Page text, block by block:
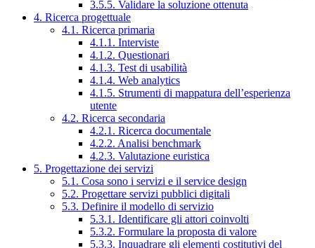
3.5.5. Validare la soluzione ottenuta
4. Ricerca progettuale
4.1. Ricerca primaria
4.1.1. Interviste
4.1.2. Questionari
4.1.3. Test di usabilità
4.1.4. Web analytics
4.1.5. Strumenti di mappatura dell’esperienza
utente
4.2. Ricerca secondaria
4.2.1. Ricerca documentale
4.2.2. Analisi benchmark
4.2.3. Valutazione euristica
5. Progettazione dei servizi
5.1. Cosa sono i servizi e il service design
5.2. Progettare servizi pubblici digitali
5.3. Definire il modello di servizio
5.3.1. Identificare gli attori coinvolti
5.3.2. Formulare la proposta di valore
5.3.3. Inquadrare gli elementi costitutivi del